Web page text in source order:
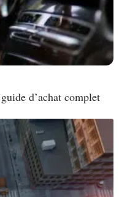
d’achat complet